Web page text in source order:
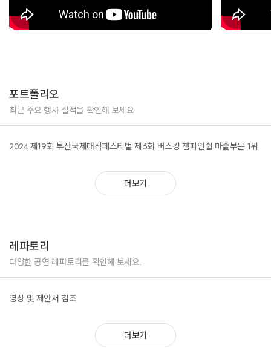
포트폴리오
최근 주요 행사 실적을 확인해 보세요.
2024 제19회 부산국제매직페스티벌 제6회 버스킹 챔피언쉽 마술부문 1위
더보기
레파토리
다양한 공연 레파토리를 확인해 보세요.
영상 및 제안서 참조
더보기